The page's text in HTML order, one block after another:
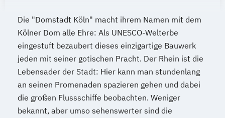
Die "Domstadt Köln" macht ihrem Namen mit dem
Kölner Dom alle Ehre: Als UNESCO-Welterbe
eingestuft bezaubert dieses einzigartige Bauwerk
jeden mit seiner gotischen Pracht. Der Rhein ist die
Lebensader der Stadt: Hier kann man stundenlang
an seinen Promenaden spazieren gehen und dabei
die großen Flussschiffe beobachten. Weniger
bekannt, aber umso sehenswerter sind die